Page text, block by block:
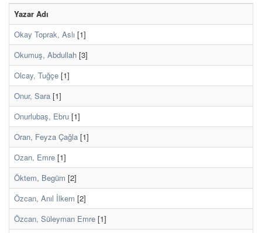
Yazar Adı
Okay Toprak, Aslı [1]
Okumuş, Abdullah [3]
Olcay, Tuğçe [1]
Onur, Sara [1]
Onurlubaş, Ebru [1]
Oran, Feyza Çağla [1]
Ozan, Emre [1]
Öktem, Begüm [2]
Özcan, Anıl İlkem [2]
Özcan, Süleyman Emre [1]